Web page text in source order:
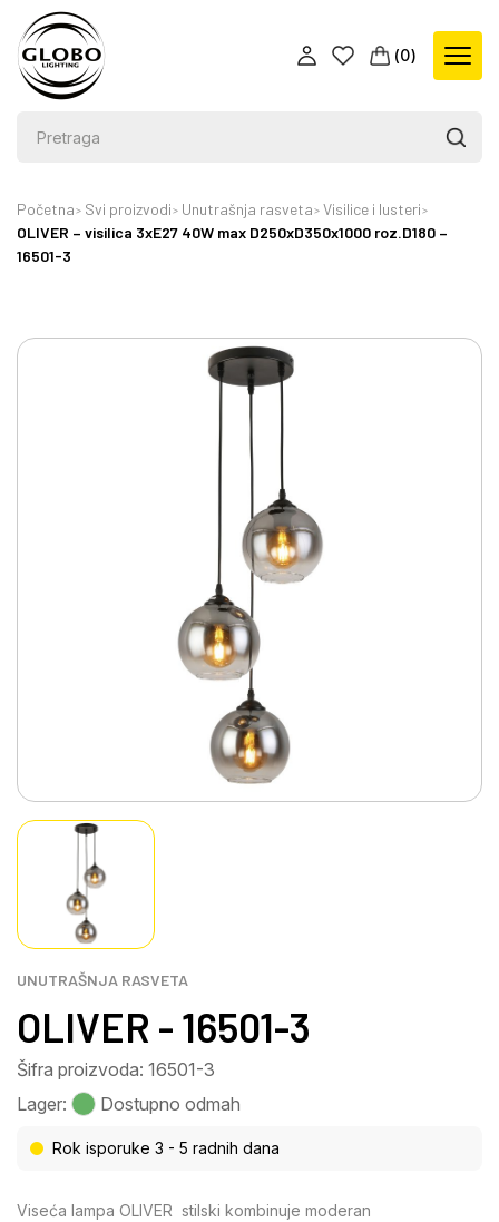
(0)
Početna Svi proizvodi Unutrašnja rasveta Visilice i lusteri
OLIVER – visilica 3xE27 40W max D250xD350x1000 roz.D180 –
16501-3
UNUTRAŠNJA RASVETA
OLIVER - 16501-3
Šifra proizvoda: 16501-3
Lager:
Dostupno odmah
Rok isporuke 3 - 5 radnih dana
Viseća lampa OLIVER stilski kombinuje moderan